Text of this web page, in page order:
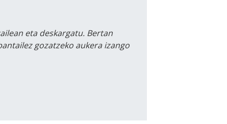
eta deskargatu. Bertan
gozatzeko aukera izango